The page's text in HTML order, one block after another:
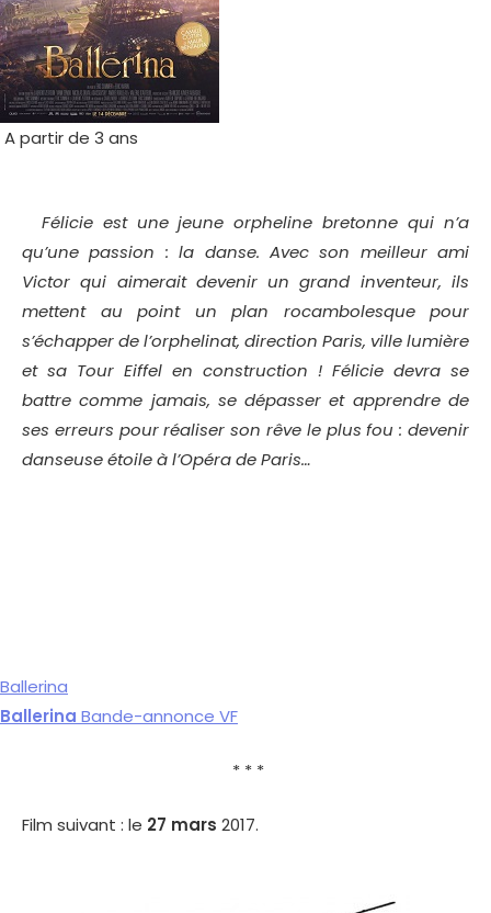
A partir de 3 ans
Félicie est une jeune orpheline bretonne qui n’a
qu’une passion : la danse. Avec son meilleur ami
Victor qui aimerait devenir un grand inventeur, ils
mettent au point un plan rocambolesque pour
s’échapper de l’orphelinat, direction Paris, ville lumière
et sa Tour Eiffel en construction ! Félicie devra se
battre comme jamais, se dépasser et apprendre de
ses erreurs pour réaliser son rêve le plus fou : devenir
danseuse étoile à l’Opéra de Paris…
Ballerina
Ballerina Bande-annonce VF
* * *
Film suivant : le 27 mars 2017.